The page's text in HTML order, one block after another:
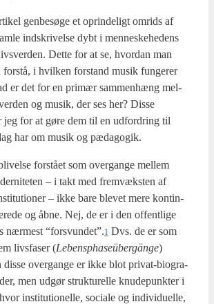
gen­be­sø­ge et oprin­de­ligt omrids af
ind­skri­vel­se dybt i men­ne­ske­he­dens
Det­te for at se, hvor­dan man
for­stå, i hvil­ken for­stand musik fun­ge­rer
er det for en pri­mær sam­men­hæng mel­
og musik, der ses her? Dis­se
jeg for at gøre dem til en udfor­dring til
har om musik og pæda­go­gik.
for­stå­et som over­gan­ge mel­lem
– i takt med fremvæk­sten af
– ikke bare ble­vet mere kon­tin­
og åbne. Nej, de er i den offent­li­ge
nær­mest “forsvundet”.1 Dvs. de er som
livs­fa­ser (Lebensp­ha­seü­bergän­ge)
dis­se over­gan­ge er ikke blot pri­vat-bio­gra­
men udgør struk­tu­rel­le knu­de­punk­ter i
insti­tu­tio­nel­le, soci­a­le og indi­vi­du­el­le,